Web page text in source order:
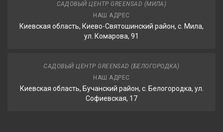
САДОВЫЙ ЦЕНТР GREENSAD (МИЛА)
НАШ АДРЕС
Киевская область, Киево-Святошинский район, с. Мила,
ул. Комарова, 91
САДОВЫЙ ЦЕНТР GREENSAD (БЕЛОГОРОДКА)
НАШ АДРЕС
Киевская область, Бучанский район, с. Белогородка, ул.
Софиевская, 17